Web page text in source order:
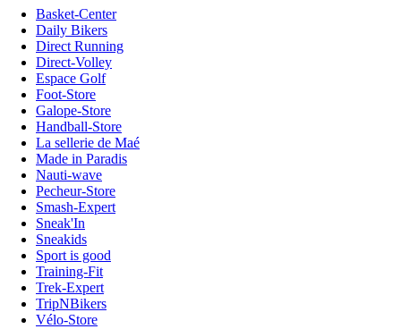
Basket-Center
Daily Bikers
Direct Running
Direct-Volley
Espace Golf
Foot-Store
Galope-Store
Handball-Store
La sellerie de Maé
Made in Paradis
Nauti-wave
Pecheur-Store
Smash-Expert
Sneak'In
Sneakids
Sport is good
Training-Fit
Trek-Expert
TripNBikers
Vélo-Store